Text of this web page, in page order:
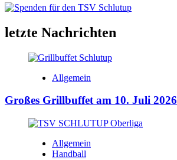
letzte Nachrichten
Allgemein
Großes Grillbuffet am 10. Juli 2026
Allgemein
Handball